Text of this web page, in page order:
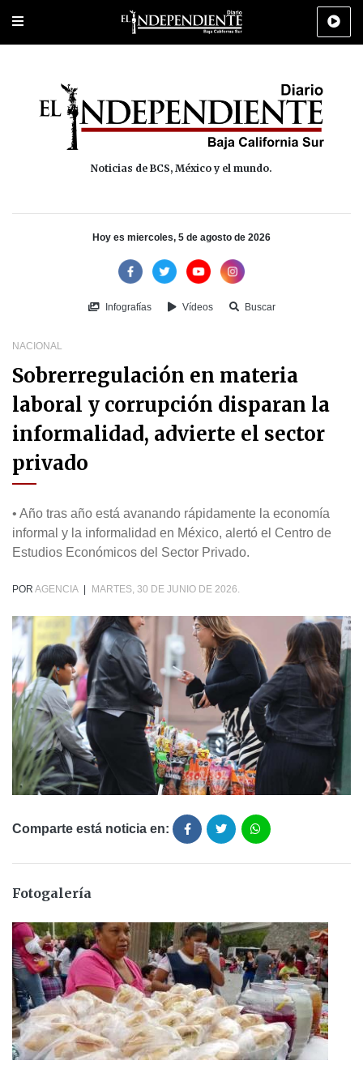
Portada Los Cabos Policiaca Deportes Cultura
Noticias de BCS, México y el mundo.
Hoy es miercoles, 5 de agosto de 2026
Infografías Vídeos Buscar
NACIONAL
Sobrerregulación en materia
laboral y corrupción disparan la
informalidad, advierte el sector
privado
• Año tras año está avanando rápidamente la economía
informal y la informalidad en México, alertó el Centro de
Estudios Económicos del Sector Privado.
POR AGENCIA MARTES, 30 DE JUNIO DE 2026.
Comparte está noticia en:
Fotogalería